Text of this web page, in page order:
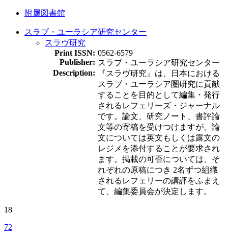
附属図書館
スラブ・ユーラシア研究センター
スラヴ研究
Print ISSN: 0562-6579
Publisher: スラブ・ユーラシア研究センター
Description:
『スラヴ研究』は、日本における
スラブ・ユーラシア圏研究に貢献
することを目的として編集・発行
されるレフェリーズ・ジャーナル
です。論文、研究ノート、書評論
文等の寄稿を受けつけますが、論
文については英文もしくは露文の
レジメを添付することが要求され
ます。掲載の可否については、そ
れぞれの原稿につき 2名ずつ組織
されるレフェリーの講評をふまえ
て、編集委員会が決定します。
18
72